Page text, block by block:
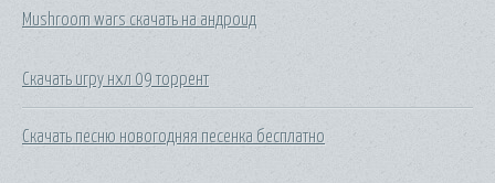
Mushroom wars скачать на андроид
Скачать игру нхл 09 торрент
Скачать песню новогодняя песенка бесплатно